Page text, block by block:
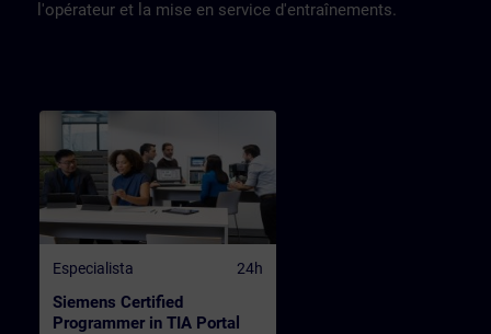
l'opérateur et la mise en service d'entraînements.
Especialista 24h
Siemens Certified
Programmer in TIA Portal